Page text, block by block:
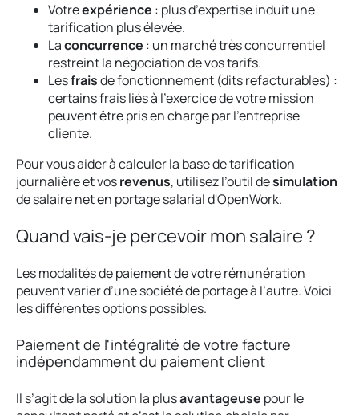
Votreexpérience : plus d’expertise induit une
tarification plus élevée.
Laconcurrence : un marché très concurrentiel
restreint la négociation de vos tarifs.
Lesfraisde fonctionnement (dits refacturables) :
certains frais liés à l’exercice de votre mission
peuvent être pris en charge par l’entreprise
cliente.
Pour vous aider à calculer la base de tarification
journalière et vosrevenus, utilisez l’outil desimulation
de salaire net en portage salarial d'OpenWork.
Quand vais-je percevoir mon salaire ?
Les modalités de paiement de votre rémunération
peuvent varier d’une société de portage à l’autre. Voici
les différentes options possibles.
Paiement de l'intégralité de votre facture
indépendamment du paiement client
Il s’agit de la solution la plusavantageuse pour le